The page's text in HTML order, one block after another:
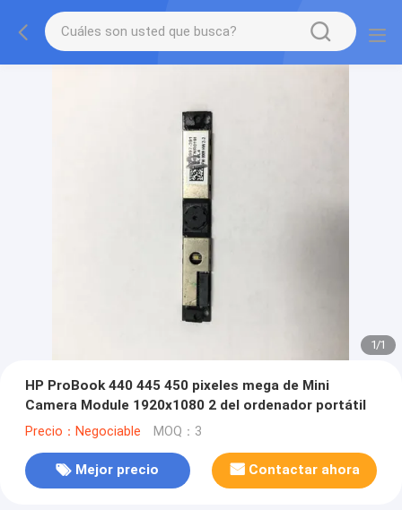
1/1
HP ProBook 440 445 450 pixeles mega de Mini
Camera Module 1920x1080 2 del ordenador portátil
Precio：Negociable MOQ：3
Mejor precio Contactar ahora